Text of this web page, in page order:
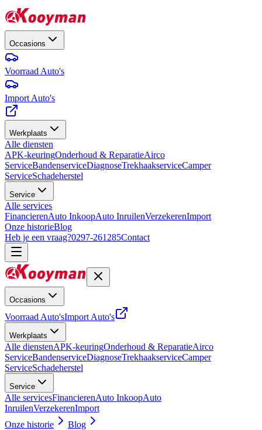
Occasions
Voorraad Auto's
Import Auto's
Werkplaats
Alle diensten
APK-keuringOnderhoud & ReparatieAirco
ServiceBandenserviceDiagnoseTrekhaakserviceCamper
ServiceSchadeherstel
Service
Alle services
FinancierenAuto InkoopAuto InruilenVerzekerenImport
Onze historieBlog
Heb je een vraag?0297-261285Contact
Occasions
Voorraad Auto'sImport Auto's
Werkplaats
Alle dienstenAPK-keuringOnderhoud & ReparatieAirco
ServiceBandenserviceDiagnoseTrekhaakserviceCamper
ServiceSchadeherstel
Service
Alle servicesFinancierenAuto InkoopAuto
InruilenVerzekerenImport
Onze historie
Blog